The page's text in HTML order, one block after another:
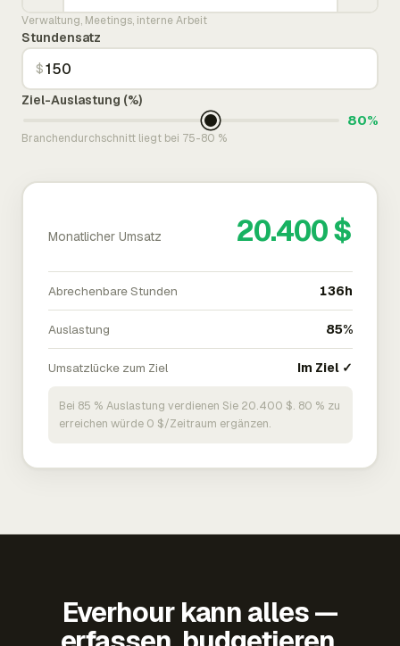
Verwaltung, Meetings, interne Arbeit
Stundensatz
$
Ziel-Auslastung (%)
80%
Branchendurchschnitt liegt bei 75-80 %
Monatlicher Umsatz 20.400 $
Abrechenbare Stunden 136h
Auslastung 85%
Umsatzlücke zum Ziel Im Ziel ✓
Bei 85 % Auslastung verdienen Sie 20.400 $. 80 % zu
erreichen würde 0 $/Zeitraum ergänzen.
Everhour kann alles —